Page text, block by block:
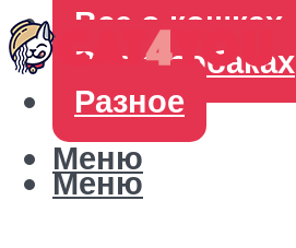
Все о кошках
Все о собаках
Разное
Меню
Меню